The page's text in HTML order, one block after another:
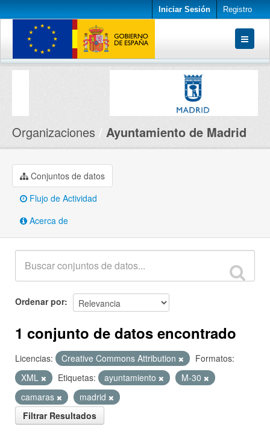
Iniciar Sesión Registro
Conjuntos de datos
Organizaciones Ayuntamiento de Madrid
Conjuntos de datos
Flujo de Actividad
Acerca de
Ordenar por
1 conjunto de datos encontrado
Licencias: Creative Commons Attribution
Formatos:
XML
Etiquetas: ayuntamiento
M-30
camaras
madrid
Filtrar Resultados